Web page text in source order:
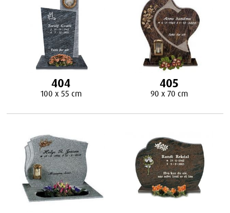
404
100 x 55 cm
405
90 x 70 cm